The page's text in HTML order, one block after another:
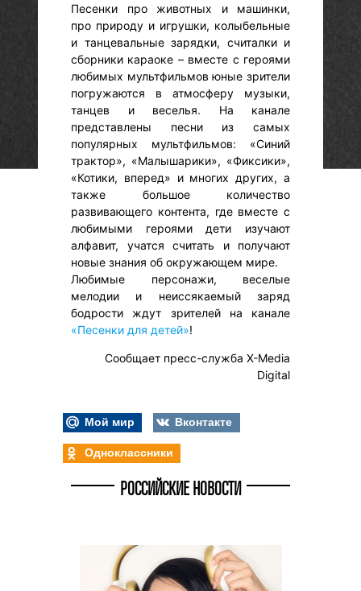
Песенки про животных и машинки,
про природу и игрушки, колыбельные
и танцевальные зарядки, считалки и
сборники караоке – вместе с героями
любимых мультфильмов юные зрители
погружаются в атмосферу музыки,
танцев и веселья. На канале
представлены песни из самых
популярных мультфильмов: «Синий
трактор», «Малышарики», «Фиксики»,
«Котики, вперед» и многих других, а
также большое количество
развивающего контента, где вместе с
любимыми героями дети изучают
алфавит, учатся считать и получают
новые знания об окружающем мире.
Любимые персонажи, веселые
мелодии и неиссякаемый заряд
бодрости ждут зрителей на канале
«Песенки для детей»!
Сообщает пресс-служба X-Media
Digital
Мой мир
Вконтакте
Одноклассники
РОССИЙСКИЕ НОВОСТИ